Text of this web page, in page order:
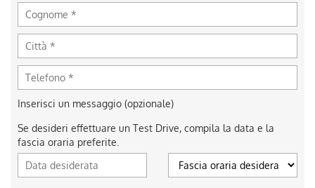
Inserisci un messaggio (opzionale)
Se desideri effettuare un Test Drive, compila la data e la
fascia oraria preferite.